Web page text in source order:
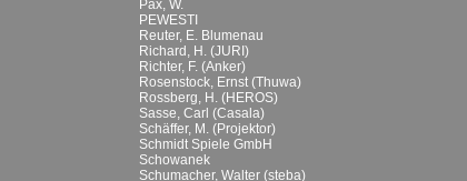
Pax, W.
PEWESTI
Reuter, E. Blumenau
Richard, H. (JURI)
Richter, F. (Anker)
Rosenstock, Ernst (Thuwa)
Rossberg, H. (HEROS)
Sasse, Carl (Casala)
Schäffer, M. (Projektor)
Schmidt Spiele GmbH
Schowanek
Schumacher, Walter (steba)